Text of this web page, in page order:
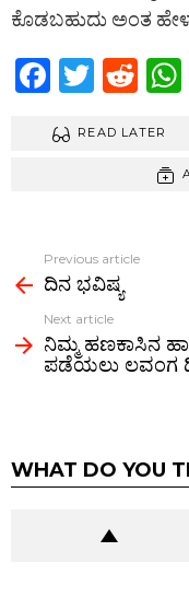
ಕೊಡಬಹುದು ಅಂತ
F
ce
o
k
T
tt
R
d
di
READ LATER
more
Previous article
ದಿನ ಭವಿಷ್ಯ
Next article
ನಿಮ್ಮ ಹಣಕಾಸಿನ
ಪಡೆಯಲು ಲವಂಗ
WHAT DO YOU